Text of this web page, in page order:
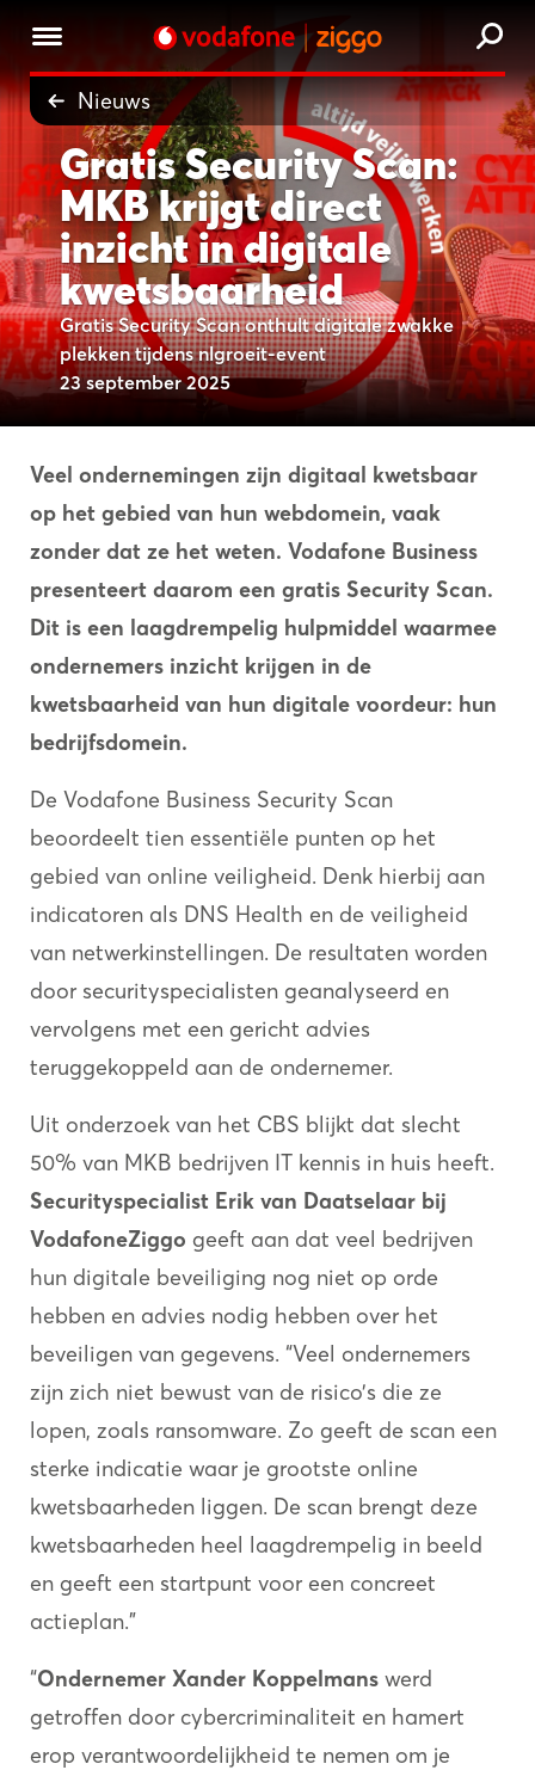
Nieuws
Gratis Security Scan:
MKB krijgt direct
inzicht in digitale
kwetsbaarheid
Gratis Security Scan onthult digitale zwakke
plekken tijdens nlgroeit-event
23 september 2025
Veel ondernemingen zijn digitaal kwetsbaar
op het gebied van hun webdomein, vaak
zonder dat ze het weten. Vodafone Business
presenteert daarom een gratis Security Scan.
Dit is een laagdrempelig hulpmiddel waarmee
ondernemers inzicht krijgen in de
kwetsbaarheid van hun digitale voordeur: hun
bedrijfsdomein.
De Vodafone Business Security Scan
beoordeelt tien essentiële punten op het
gebied van online veiligheid. Denk hierbij aan
indicatoren als DNS Health en de veiligheid
van netwerkinstellingen. De resultaten worden
door securityspecialisten geanalyseerd en
vervolgens met een gericht advies
teruggekoppeld aan de ondernemer.
Uit onderzoek van het CBS blijkt dat slecht
50% van MKB bedrijven IT kennis in huis heeft.
Securityspecialist Erik van Daatselaar bij
VodafoneZiggo geeft aan dat veel bedrijven
hun digitale beveiliging nog niet op orde
hebben en advies nodig hebben over het
beveiligen van gegevens. “Veel ondernemers
zijn zich niet bewust van de risico’s die ze
lopen, zoals ransomware. Zo geeft de scan een
sterke indicatie waar je grootste online
kwetsbaarheden liggen. De scan brengt deze
kwetsbaarheden heel laagdrempelig in beeld
en geeft een startpunt voor een concreet
actieplan.”
“Ondernemer Xander Koppelmans werd
getroffen door cybercriminaliteit en hamert
erop verantwoordelijkheid te nemen om je